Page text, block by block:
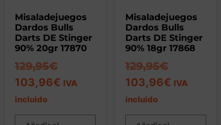
Misaladejuegos
Dardos Bulls
Darts DE Stinger
90% 20gr 17870
129,95€
103,96€ IVA
incluido
Misaladejuegos
Dardos Bulls
Darts DE Stinger
90% 18gr 17868
129,95€
103,96€ IVA
incluido